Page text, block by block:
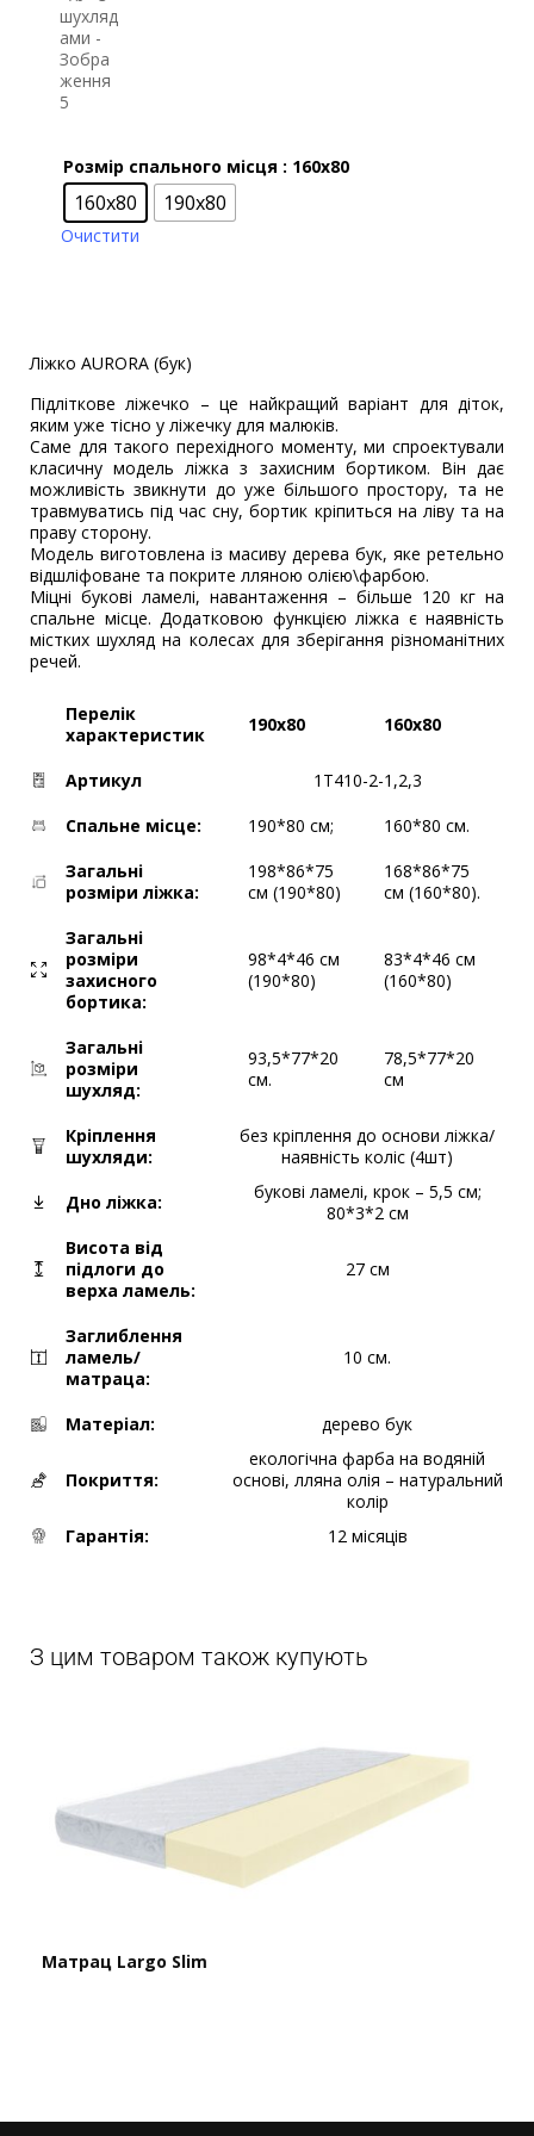
Розмір спального місця : 160х80
160х80 190х80
Очистити
Ліжко AURORA (бук)
Підліткове ліжечко – це найкращий варіант для діток,
яким уже тісно у ліжечку для малюків.
Саме для такого перехідного моменту, ми спроектували
класичну модель ліжка з захисним бортиком. Він дає
можливість звикнути до уже більшого простору, та не
травмуватись під час сну, бортик кріпиться на ліву та на
праву сторону.
Модель виготовлена із масиву дерева бук, яке ретельно
відшліфоване та покрите лляною олією\фарбою.
Міцні букові ламелі, навантаження – більше 120 кг на
спальне місце. Додатковою функцією ліжка є наявність
містких шухляд на колесах для зберігання різноманітних
речей.
Перелік
характеристик
190х80 160х80
Артикул
1Т410-2-1,2,3
Спальне місце:
190*80 см;
160*80 см.
Загальні
розміри ліжка:
198*86*75
см (190*80)
168*86*75
см (160*80).
Загальні
розміри
захисного
бортика:
98*4*46 см
(190*80)
83*4*46 см
(160*80)
Загальні
розміри
шухляд:
93,5*77*20
см.
78,5*77*20
см
Кріплення
шухляди:
без кріплення до основи ліжка/
наявність коліс (4шт)
Дно ліжка:
букові ламелі, крок – 5,5 см;
80*3*2 см
Висота від
підлоги до
верха ламель:
27 см
Заглиблення
ламель/
матраца:
10 см.
Матеріал: дерево бук
Покриття:
екологічна фарба на водяній
основі, лляна олія – натуральний
колір
Гарантія:
12 місяців
З цим товаром також купують
Матрац Largo Slim